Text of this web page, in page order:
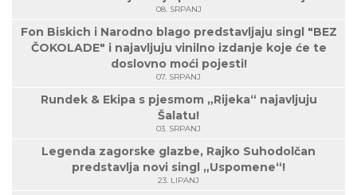
08. SRPANJ
Fon Biskich i Narodno blago predstavljaju singl "BEZ
ČOKOLADE" i najavljuju vinilno izdanje koje će te
doslovno moći pojesti!
07. SRPANJ
Rundek & Ekipa s pjesmom „Rijeka“ najavljuju
Šalatu!
03. SRPANJ
Legenda zagorske glazbe, Rajko Suhodolčan
predstavlja novi singl „Uspomene“!
23. LIPANJ